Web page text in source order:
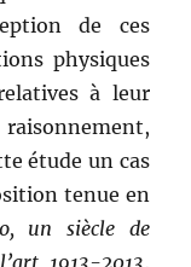
de ces
physiques
à leur
raisonnement,
étude un cas
tenue en
un siècle de